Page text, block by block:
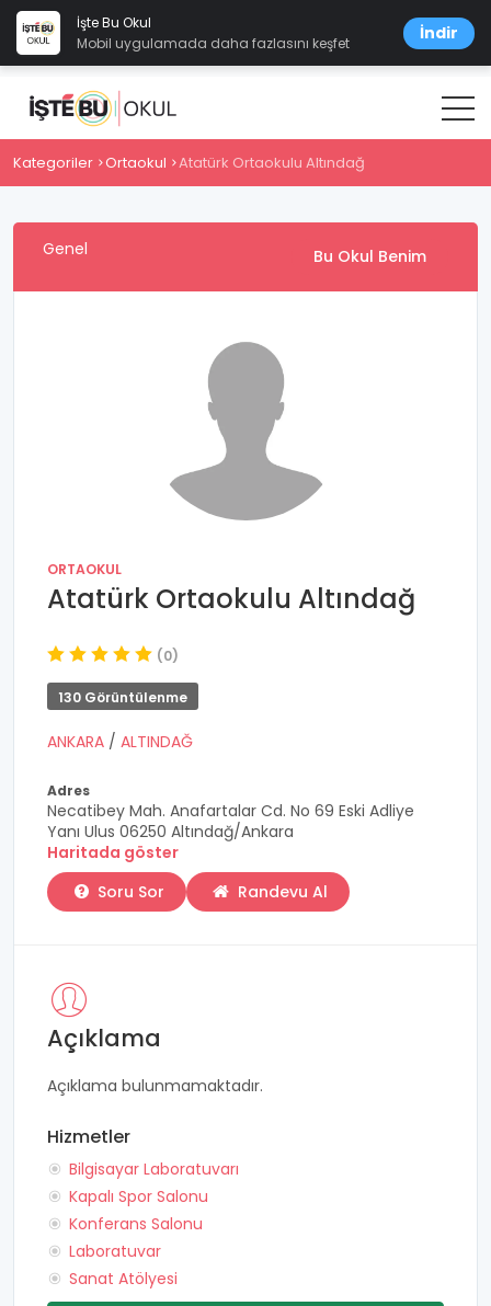
İşte Bu Okul
Mobil uygulamada daha fazlasını keşfet
İndir
Kategoriler Ortaokul Atatürk Ortaokulu Altındağ
Genel Bu Okul Benim
ORTAOKUL
Atatürk Ortaokulu Altındağ
(0)
130 Görüntülenme
ANKARA / ALTINDAĞ
Adres
Necatibey Mah. Anafartalar Cd. No 69 Eski Adliye
Yanı Ulus 06250 Altındağ/Ankara
Haritada göster
Soru Sor
Randevu Al
Açıklama
Açıklama bulunmamaktadır.
Hizmetler
Bilgisayar Laboratuvarı
Kapalı Spor Salonu
Konferans Salonu
Laboratuvar
Sanat Atölyesi